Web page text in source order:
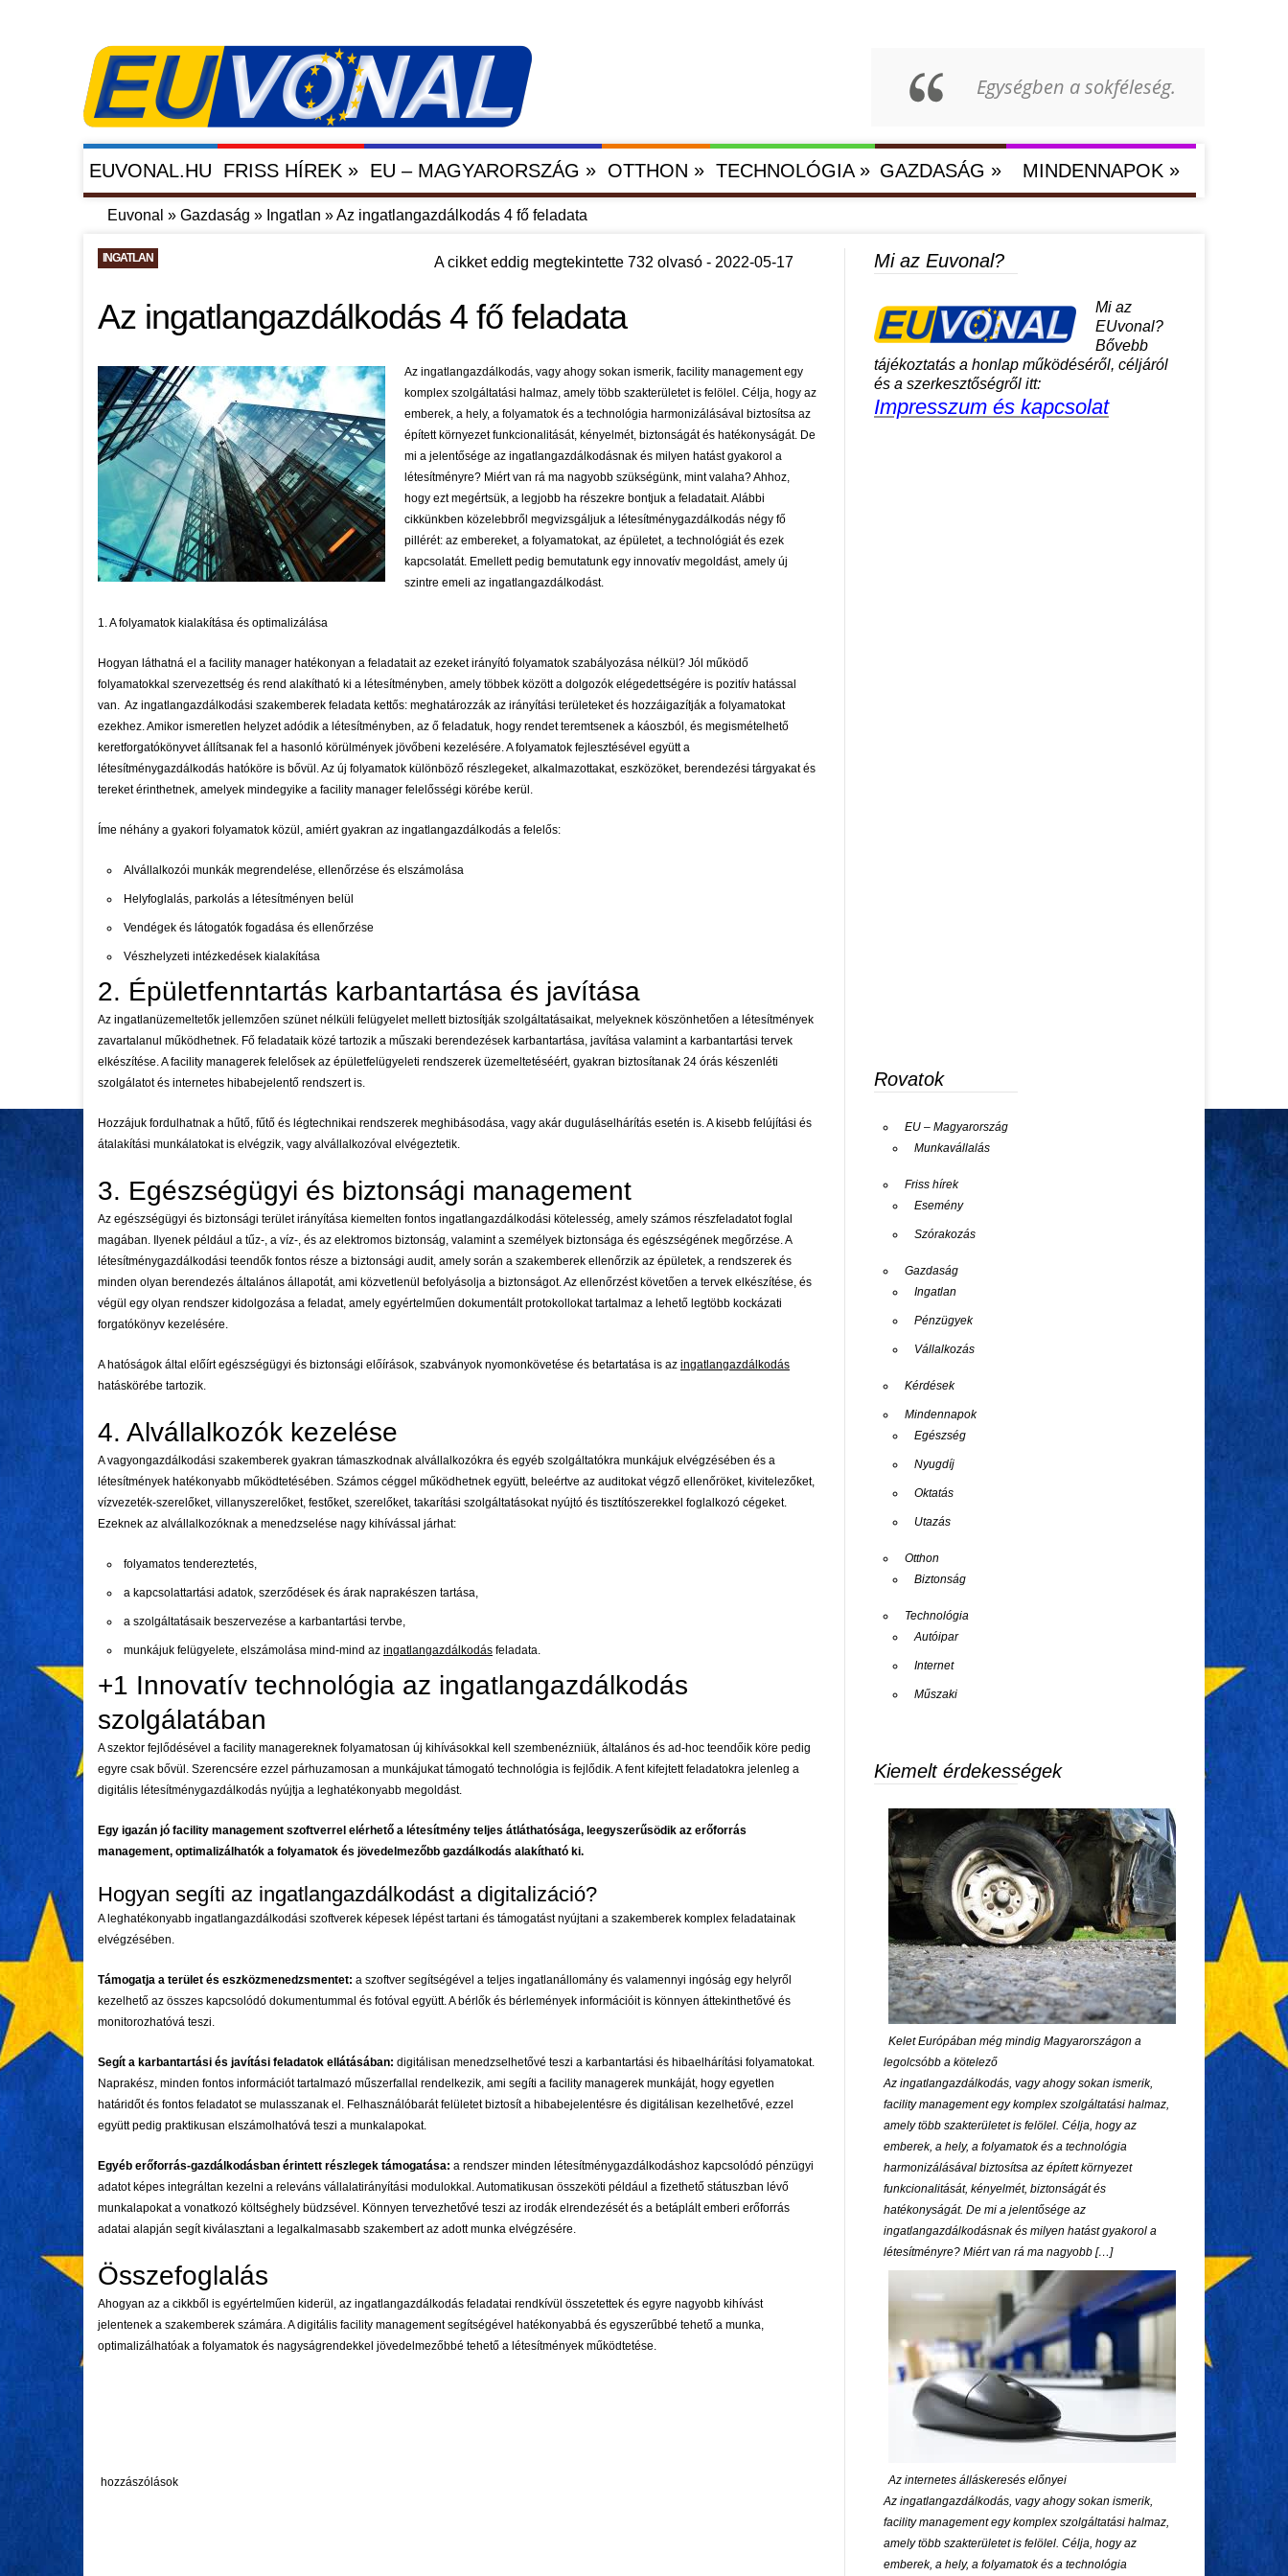
Egységben a sokféleség.
EUVONAL.HU FRISS HÍREK » EU – MAGYARORSZÁG » OTTHON » TECHNOLÓGIA» GAZDASÁG » MINDENNAPOK »
Euvonal » Gazdaság » Ingatlan »Az ingatlangazdálkodás 4 fő feladata
INGATLAN A cikket eddig megtekintette 732 olvasó - 2022-05-17
Az ingatlangazdálkodás 4 fő feladata
Az ingatlangazdálkodás, vagy ahogy sokan ismerik, facility management egy
komplex szolgáltatási halmaz, amely több szakterületet is felölel. Célja, hogy az
emberek, a hely, a folyamatok és a technológia harmonizálásával biztosítsa az
épített környezet funkcionalitását, kényelmét, biztonságát és hatékonyságát. De
mi a jelentősége az ingatlangazdálkodásnak és milyen hatást gyakorol a
létesítményre? Miért van rá ma nagyobb szükségünk, mint valaha? Ahhoz,
hogy ezt megértsük, a legjobb ha részekre bontjuk a feladatait. Alábbi
cikkünkben közelebbről megvizsgáljuk a létesítménygazdálkodás négy fő
pillérét: az embereket, a folyamatokat, az épületet, a technológiát és ezek
kapcsolatát. Emellett pedig bemutatunk egy innovatív megoldást, amely új
szintre emeli az ingatlangazdálkodást.
1. A folyamatok kialakítása és optimalizálása
Hogyan láthatná el a facility manager hatékonyan a feladatait az ezeket irányító folyamatok szabályozása nélkül? Jól működő
folyamatokkal szervezettség és rend alakítható ki a létesítményben, amely többek között a dolgozók elégedettségére is pozitív hatással
van. Az ingatlangazdálkodási szakemberek feladata kettős: meghatározzák az irányítási területeket és hozzáigazítják a folyamatokat
ezekhez. Amikor ismeretlen helyzet adódik a létesítményben, az ő feladatuk, hogy rendet teremtsenek a káoszból, és megismételhető
keretforgatókönyvet állítsanak fel a hasonló körülmények jövőbeni kezelésére. A folyamatok fejlesztésével együtt a
létesítménygazdálkodás hatóköre is bővül. Az új folyamatok különböző részlegeket, alkalmazottakat, eszközöket, berendezési tárgyakat és
tereket érinthetnek, amelyek mindegyike a facility manager felelősségi körébe kerül.
Íme néhány a gyakori folyamatok közül, amiért gyakran az ingatlangazdálkodás a felelős:
Alvállalkozói munkák megrendelése, ellenőrzése és elszámolása
Helyfoglalás, parkolás a létesítményen belül
Vendégek és látogatók fogadása és ellenőrzése
Vészhelyzeti intézkedések kialakítása
2. Épületfenntartás karbantartása és javítása
Az ingatlanüzemeltetők jellemzően szünet nélküli felügyelet mellett biztosítják szolgáltatásaikat, melyeknek köszönhetően a létesítmények
zavartalanul működhetnek. Fő feladataik közé tartozik a műszaki berendezések karbantartása, javítása valamint a karbantartási tervek
elkészítése. A facility managerek felelősek az épületfelügyeleti rendszerek üzemeltetéséért, gyakran biztosítanak 24 órás készenléti
szolgálatot és internetes hibabejelentő rendszert is.
Hozzájuk fordulhatnak a hűtő, fűtő és légtechnikai rendszerek meghibásodása, vagy akár duguláselhárítás esetén is. A kisebb felújítási és
átalakítási munkálatokat is elvégzik, vagy alvállalkozóval elvégeztetik.
3. Egészségügyi és biztonsági management
Az egészségügyi és biztonsági terület irányítása kiemelten fontos ingatlangazdálkodási kötelesség, amely számos részfeladatot foglal
magában. Ilyenek például a tűz-, a víz-, és az elektromos biztonság, valamint a személyek biztonsága és egészségének megőrzése. A
létesítménygazdálkodási teendők fontos része a biztonsági audit, amely során a szakemberek ellenőrzik az épületek, a rendszerek és
minden olyan berendezés általános állapotát, ami közvetlenül befolyásolja a biztonságot. Az ellenőrzést követően a tervek elkészítése, és
végül egy olyan rendszer kidolgozása a feladat, amely egyértelműen dokumentált protokollokat tartalmaz a lehető legtöbb kockázati
forgatókönyv kezelésére.
A hatóságok által előírt egészségügyi és biztonsági előírások, szabványok nyomonkövetése és betartatása is az ingatlangazdálkodás
hatáskörébe tartozik.
4. Alvállalkozók kezelése
A vagyongazdálkodási szakemberek gyakran támaszkodnak alvállalkozókra és egyéb szolgáltatókra munkájuk elvégzésében és a
létesítmények hatékonyabb működtetésében. Számos céggel működhetnek együtt, beleértve az auditokat végző ellenőröket, kivitelezőket,
vízvezeték-szerelőket, villanyszerelőket, festőket, szerelőket, takarítási szolgáltatásokat nyújtó és tisztítószerekkel foglalkozó cégeket.
Ezeknek az alvállalkozóknak a menedzselése nagy kihívással járhat:
folyamatos tendereztetés,
a kapcsolattartási adatok, szerződések és árak naprakészen tartása,
a szolgáltatásaik beszervezése a karbantartási tervbe,
munkájuk felügyelete, elszámolása mind-mind az ingatlangazdálkodás feladata.
+1 Innovatív technológia az ingatlangazdálkodás
szolgálatában
A szektor fejlődésével a facility managereknek folyamatosan új kihívásokkal kell szembenézniük, általános és ad-hoc teendőik köre pedig
egyre csak bővül. Szerencsére ezzel párhuzamosan a munkájukat támogató technológia is fejlődik. A fent kifejtett feladatokra jelenleg a
digitális létesítménygazdálkodás nyújtja a leghatékonyabb megoldást.
Egy igazán jó facility management szoftverrel elérhető a létesítmény teljes átláthatósága, leegyszerűsödik az erőforrás
management, optimalizálhatók a folyamatok és jövedelmezőbb gazdálkodás alakítható ki.
Hogyan segíti az ingatlangazdálkodást a digitalizáció?
A leghatékonyabb ingatlangazdálkodási szoftverek képesek lépést tartani és támogatást nyújtani a szakemberek komplex feladatainak
elvégzésében.
Támogatja a terület és eszközmenedzsmentet: a szoftver segítségével a teljes ingatlanállomány és valamennyi ingóság egy helyről
kezelhető az összes kapcsolódó dokumentummal és fotóval együtt. A bérlők és bérlemények információit is könnyen áttekinthetővé és
monitorozhatóvá teszi.
Segít a karbantartási és javítási feladatok ellátásában: digitálisan menedzselhetővé teszi a karbantartási és hibaelhárítási folyamatokat.
Naprakész, minden fontos információt tartalmazó műszerfallal rendelkezik, ami segíti a facility managerek munkáját, hogy egyetlen
határidőt és fontos feladatot se mulasszanak el. Felhasználóbarát felületet biztosít a hibabejelentésre és digitálisan kezelhetővé, ezzel
együtt pedig praktikusan elszámolhatóvá teszi a munkalapokat.
Egyéb erőforrás-gazdálkodásban érintett részlegek támogatása: a rendszer minden létesítménygazdálkodáshoz kapcsolódó pénzügyi
adatot képes integráltan kezelni a releváns vállalatirányítási modulokkal. Automatikusan összeköti például a fizethető státuszban lévő
munkalapokat a vonatkozó költséghely büdzsével. Könnyen tervezhetővé teszi az irodák elrendezését és a betáplált emberi erőforrás
adatai alapján segít kiválasztani a legalkalmasabb szakembert az adott munka elvégzésére.
Összefoglalás
Ahogyan az a cikkből is egyértelműen kiderül, az ingatlangazdálkodás feladatai rendkívül összetettek és egyre nagyobb kihívást
jelentenek a szakemberek számára. A digitális facility management segítségével hatékonyabbá és egyszerűbbé tehető a munka,
optimalizálhatóak a folyamatok és nagyságrendekkel jövedelmezőbbé tehető a létesítmények működtetése.
hozzászólások
Mi az Euvonal?
Mi az
EUvonal?
Bővebb
tájékoztatás a honlap működéséről, céljáról
és a szerkesztőségről itt:
Impresszum és kapcsolat
Rovatok
EU – Magyarország
Munkavállalás
Friss hírek
Esemény
Szórakozás
Gazdaság
Ingatlan
Pénzügyek
Vállalkozás
Kérdések
Mindennapok
Egészség
Nyugdíj
Oktatás
Utazás
Otthon
Biztonság
Technológia
Autóipar
Internet
Műszaki
Kiemelt érdekességek
Kelet Európában még mindig Magyarországon a
legolcsóbb a kötelező
Az ingatlangazdálkodás, vagy ahogy sokan ismerik,
facility management egy komplex szolgáltatási halmaz,
amely több szakterületet is felölel. Célja, hogy az
emberek, a hely, a folyamatok és a technológia
harmonizálásával biztosítsa az épített környezet
funkcionalitását, kényelmét, biztonságát és
hatékonyságát. De mi a jelentősége az
ingatlangazdálkodásnak és milyen hatást gyakorol a
létesítményre? Miért van rá ma nagyobb […]
Az internetes álláskeresés előnyei
Az ingatlangazdálkodás, vagy ahogy sokan ismerik,
facility management egy komplex szolgáltatási halmaz,
amely több szakterületet is felölel. Célja, hogy az
emberek, a hely, a folyamatok és a technológia